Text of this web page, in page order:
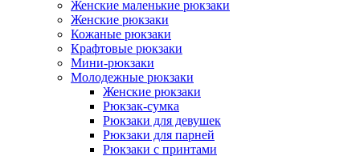
Женские маленькие рюкзаки
Женские рюкзаки
Кожаные рюкзаки
Крафтовые рюкзаки
Мини-рюкзаки
Молодежные рюкзаки
Женские рюкзаки
Рюкзак-сумка
Рюкзаки для девушек
Рюкзаки для парней
Рюкзаки с принтами